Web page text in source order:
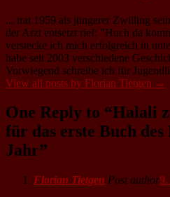
... trat 1959 als jüngerer Zwilling
der Arzt entsetzt rief: "Huch da
verstecke ich mich erfolgreich in
habe seit 2003 verschiedene
Vorwiegend schreibe ich für
View all posts by Florian Tietgen →
One Reply to “Halali
für das erste Buch
Jahr”
Florian Tietgen Post author9.